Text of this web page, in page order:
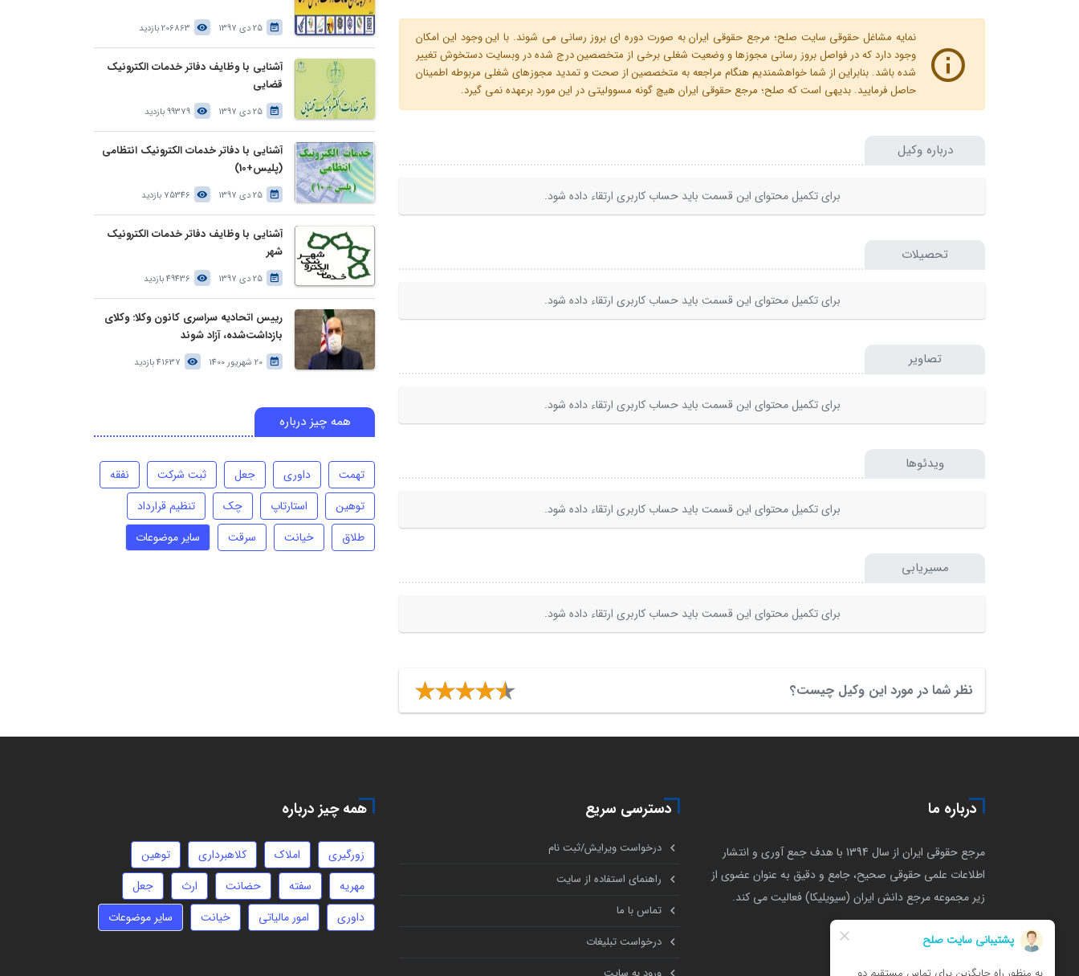
نمایه مشاغل حقوقی سایت صلح؛ مرجع حقوقی ایران به صورت دوره ای بروز رسانی می شوند. با این وجود این امکان
وجود دارد که در فواصل بروز رسانی مجوزها و وضعیت شغلی برخی از متخصصین درج شده در وبسایت دستخوش تغییر
شده باشد. بنابراین از شما خواهشمندیم هنگام مراجعه به متخصصین از صحت و تمدید مجوزهای شغلی مربوطه اطمینان
حاصل فرمایید. بدیهی است که صلح؛ مرجع حقوقی ایران هیچ گونه مسوولیتی در این مورد برعهده نمی گیرد.
درباره وکیل
برای تکمیل محتوای این قسمت باید حساب کاربری ارتقاء داده شود.
تحصیلات
برای تکمیل محتوای این قسمت باید حساب کاربری ارتقاء داده شود.
تصاویر
برای تکمیل محتوای این قسمت باید حساب کاربری ارتقاء داده شود.
ویدئوها
برای تکمیل محتوای این قسمت باید حساب کاربری ارتقاء داده شود.
مسیریابی
برای تکمیل محتوای این قسمت باید حساب کاربری ارتقاء داده شود.
نظر شما در مورد این وکیل چیست؟
25 دی 1397 206863 بازدید
آشنایی با وظایف دفاتر خدمات الکترونیک
قضایی
25 دی 1397 99379 بازدید
آشنایی با دفاتر خدمات الکترونیک انتظامی
(پلیس+10)
25 دی 1397 75346 بازدید
آشنایی با وظایف دفاتر خدمات الکترونیک
شهر
25 دی 1397 49436 بازدید
رییس اتحادیه سراسری کانون وکلا: وکلای
بازداشت‌شده، آزاد شوند
20 شهریور 1400 41637 بازدید
همه چیز درباره
تهمت داوری جعل ثبت شرکت
نفقه
توهین
استارتاپ چک
تنظیم قرارداد
طلاق
خیانت سرقت سایر موضوعات
درباره ما
مرجع حقوقی ایران از سال 1394 با هدف جمع آوری و انتشار
اطلاعات علمی حقوقی صحیح، جامع و دقیق به عنوان عضوی از
زیر مجموعه مرجع دانش ایران (سیویلیکا) فعالیت می کند.
دسترسی سریع
درخواست ویرایش/ثبت نام
راهنمای استفاده از سایت
تماس با ما
درخواست تبلیغات
همه چیز درباره
زورگیری املاک کلاهبرداری
توهین
مهریه
سفته حضانت ارث
جعل
داوری
امور مالیاتی خیانت سایر موضوعات